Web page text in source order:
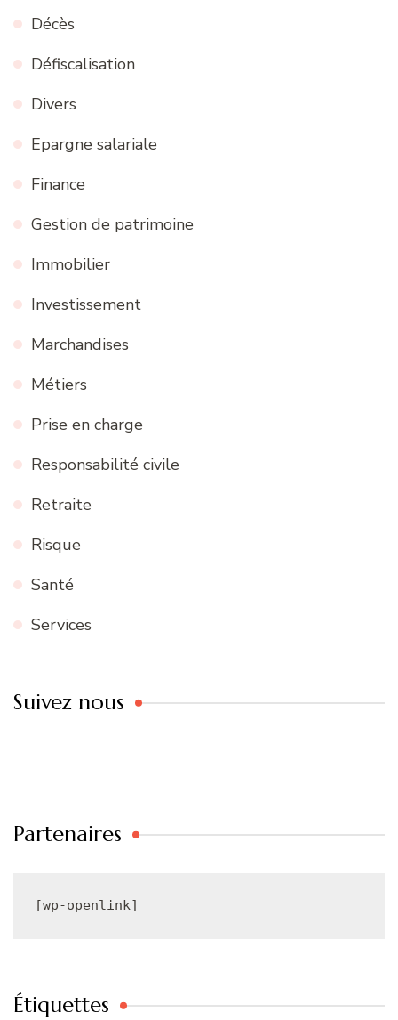
Décès
Défiscalisation
Divers
Epargne salariale
Finance
Gestion de patrimoine
Immobilier
Investissement
Marchandises
Métiers
Prise en charge
Responsabilité civile
Retraite
Risque
Santé
Services
Suivez nous
Partenaires
[wp-openlink]
Étiquettes